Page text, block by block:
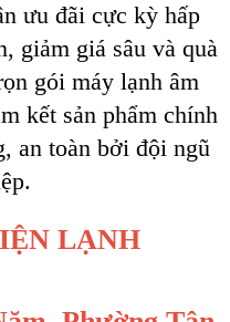
ưu đãi cực kỳ hấp
giảm giá sâu và quà
gói máy lạnh âm
kết sản phẩm chính
an toàn bởi đội ngũ
LẠNH